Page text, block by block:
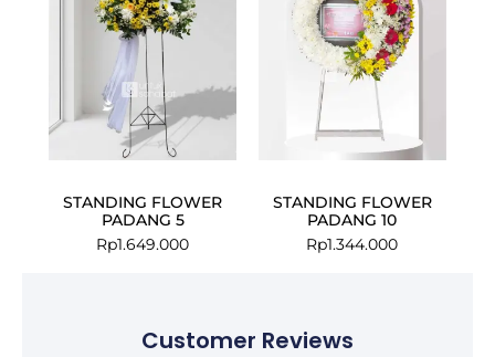
STANDING FLOWER
PADANG 5
Rp1.649.000
STANDING FLOWER
PADANG 10
Rp1.344.000
Customer Reviews